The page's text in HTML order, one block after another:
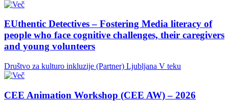
EUthentic Detectives – Fostering Media literacy of
people who face cognitive challenges, their caregivers
and young volunteers
Društvo za kulturo inkluzije (Partner) Ljubljana V teku
CEE Animation Workshop (CEE AW) – 2026